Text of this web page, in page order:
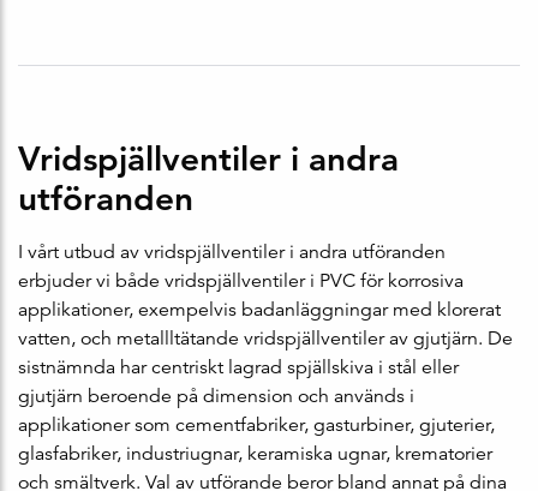
Vridspjällventiler i andra
utföranden
I vårt utbud av vridspjällventiler i andra utföranden
erbjuder vi både vridspjällventiler i PVC för korrosiva
applikationer, exempelvis badanläggningar med klorerat
vatten, och metallltätande vridspjällventiler av gjutjärn. De
sistnämnda har centriskt lagrad spjällskiva i stål eller
gjutjärn beroende på dimension och används i
applikationer som cementfabriker, gasturbiner, gjuterier,
glasfabriker, industriugnar, keramiska ugnar, krematorier
och smältverk. Val av utförande beror bland annat på dina